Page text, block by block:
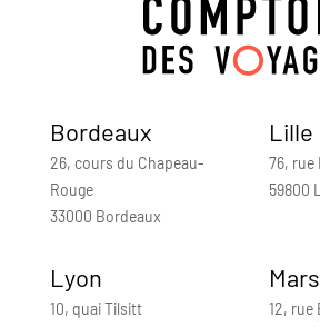
Bordeaux
26, cours du Chapeau-
Rouge
33000 Bordeaux
Lille
76, rue
59800
Lyon
10, quai Tilsitt
12, rue